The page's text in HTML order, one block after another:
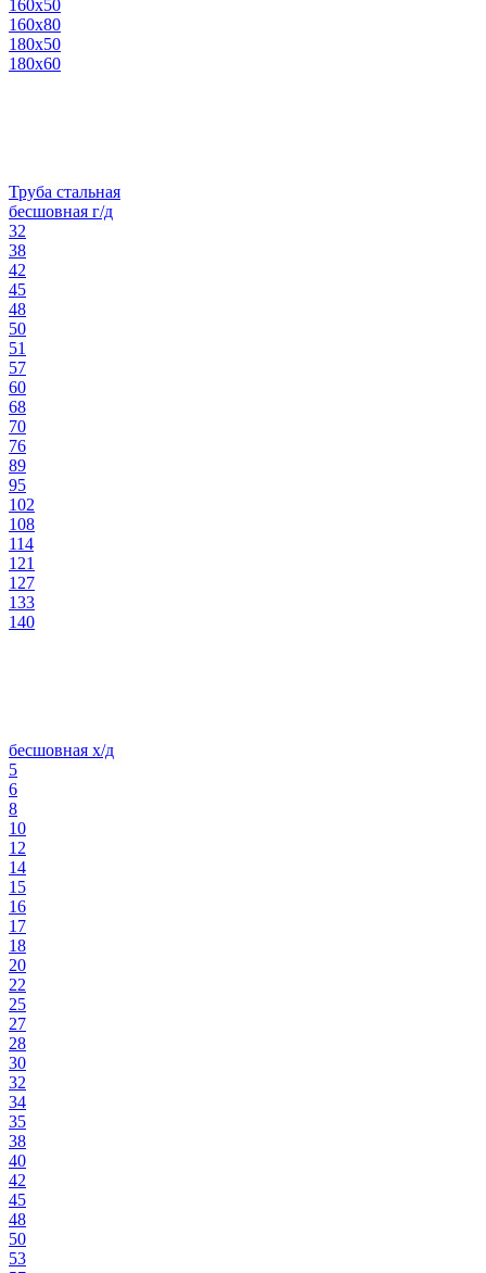
160х50
160х80
180х50
180х60
Труба стальная
бесшовная г/д
32
38
42
45
48
50
51
57
60
68
70
76
89
95
102
108
114
121
127
133
140
бесшовная х/д
5
6
8
10
12
14
15
16
17
18
20
22
25
27
28
30
32
34
35
38
40
42
45
48
50
53